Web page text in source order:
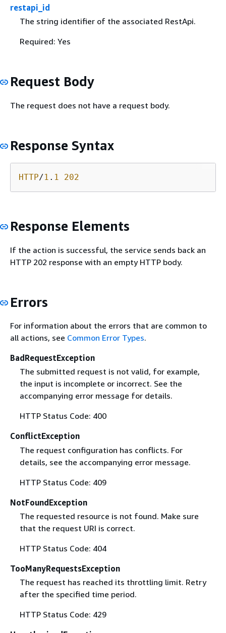
restapi_id
The string identifier of the associated RestApi.
Required: Yes
Request Body
The request does not have a request body.
Response Syntax
HTTP/1 . 1 202
Response Elements
If the action is successful, the service sends back an
HTTP 202 response with an empty HTTP body.
Errors
For information about the errors that are common to
all actions, see Common Error Types.
BadRequestException
The submitted request is not valid, for example,
the input is incomplete or incorrect. See the
accompanying error message for details.
HTTP Status Code: 400
ConflictException
The request configuration has conflicts. For
details, see the accompanying error message.
HTTP Status Code: 409
NotFoundException
The requested resource is not found. Make sure
that the request URI is correct.
HTTP Status Code: 404
TooManyRequestsException
The request has reached its throttling limit. Retry
after the specified time period.
HTTP Status Code: 429